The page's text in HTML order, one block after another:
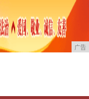
广告